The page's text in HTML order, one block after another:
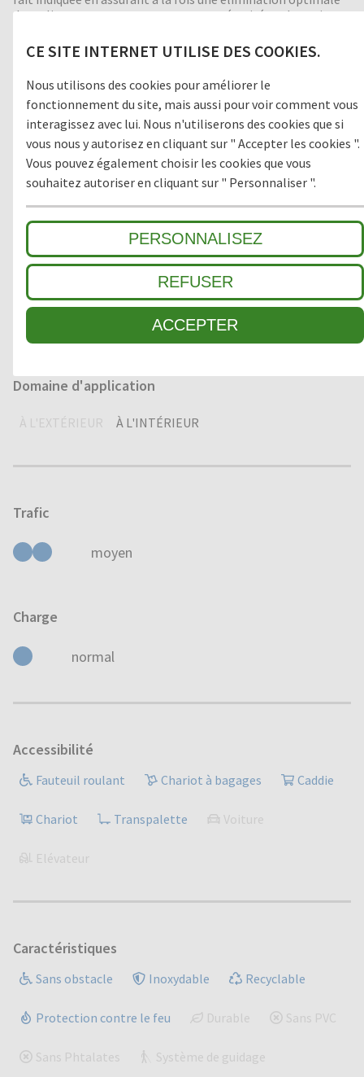
CE SITE INTERNET UTILISE DES COOKIES.
Nous utilisons des cookies pour améliorer le
fonctionnement du site, mais aussi pour voir comment vous
interagissez avec lui. Nous n'utiliserons des cookies que si
vous nous y autorisez en cliquant sur " Accepter les cookies ".
Vous pouvez également choisir les cookies que vous
souhaitez autoriser en cliquant sur " Personnaliser ".
PERSONNALISEZ
REFUSER
ACCEPTER
des salissures et un passage en toute sécurité sur le tapis.
incrustés dans les semelles qui peuvent ainsi être récupérés
dans le fond de fosse.Bonne isolation phonique,
indéformable, enroulable, facile à nettoyer. Fabrication en
toutes dimensions (largeur et sens de passage). Formes
spéciales moyennant supplément.
Zone de passage
1 GROSSES SALETÉS
2 ZONE INTERMÉDIAIRE
SALETÉ FINE / ABSORPTION HUMIDITÉ
Domaine d'application
À L'EXTÉRIEUR À L'INTÉRIEUR
Trafic
moyen
Charge
normal
Accessibilité
Fauteuil roulant Chariot à bagages Caddie
Chariot Transpalette Voiture
Elévateur
Caractéristiques
Sans obstacle Inoxydable Recyclable
Protection contre le feu Durable Sans PVC
Sans Phtalates Système de guidage